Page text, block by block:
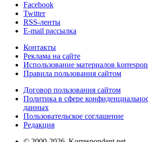
Facebook
Twitter
RSS-ленты
E-mail рассылка
Контакты
Реклама на сайте
Использование материалов
Правила пользования сайтом
Договор пользования сайтом
Политика в сфере
данных
Пользовательское соглашение
Редакция